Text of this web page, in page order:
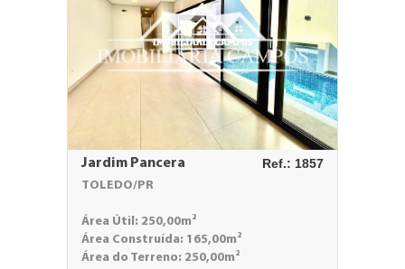
Jardim Pancera Ref.: 1857
TOLEDO/PR
Área Útil: 250,00m²
Área Construída: 165,00m²
Área do Terreno: 250,00m²